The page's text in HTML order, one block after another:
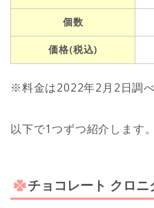
個数
価格(税込)
※料金は2022年2月2日調べ
以下で1つずつ紹介します。
チョコレート クロ